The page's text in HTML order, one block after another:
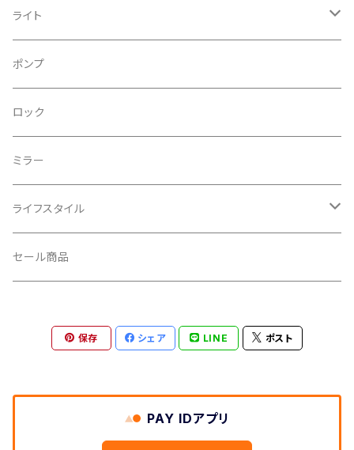
CONTINENTAL/コンチネンタル
CRANE/クレーン
CRANKBROTHERS/クランクブラザーズ
CROSS SECTION/クロスセクション
CLIK/クリック
CUSH CORE/クッシュコア
DEFEET/デフィート
DIXNA/ディズナ
サコッシュ
バックパック
フレームバッグ
輪行袋
輪行小物
バイクカバー
その他
ライト
フロントライト
テールライト
ポンプ
ロック
ミラー
ライフスタイル
キャップ
アクセサリー
セール商品
保存 シェア LINE ポスト
PAY IDアプリ